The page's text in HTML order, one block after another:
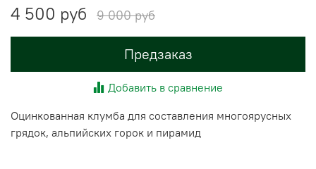
4 500 руб
9 000 руб
Предзаказ
Добавить в сравнение
Оцинкованная клумба для составления многоярусных
грядок, альпийских горок и пирамид